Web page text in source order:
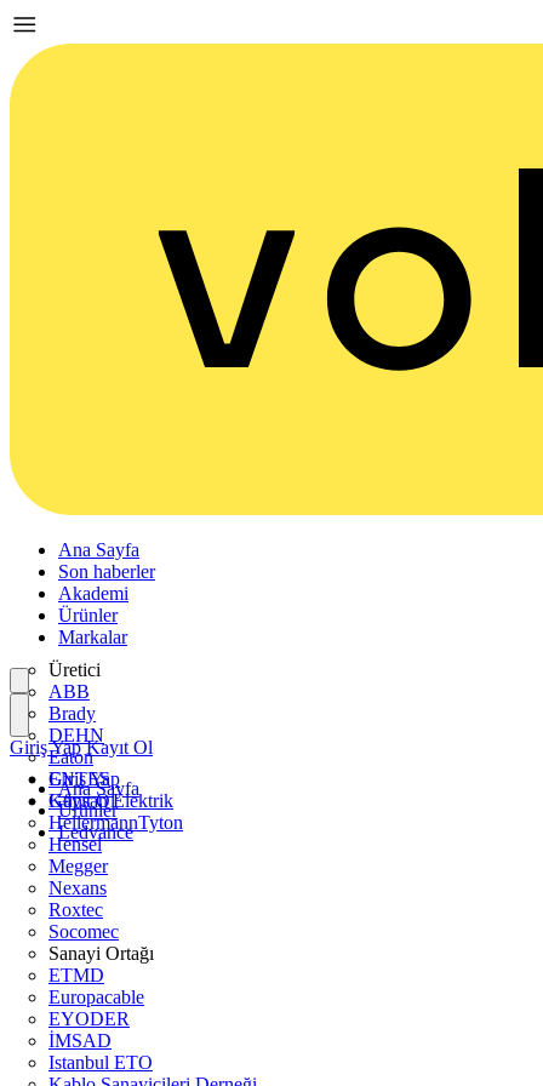
Ana Sayfa
Son haberler
Akademi
Ürünler
Markalar
Üretici
ABB
Brady
DEHN
Eaton
ENTES
Günsan Elektrik
HellermannTyton
Hensel
Megger
Nexans
Roxtec
Socomec
Sanayi Ortağı
ETMD
Europacable
EYODER
İMSAD
Istanbul ETO
Giriş Yap
Kayıt Ol
Giriş Yap Kayıt Ol
Ana Sayfa
Ürünler
Ledvance